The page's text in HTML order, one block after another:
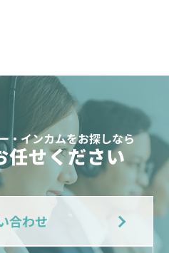
・インカムをお探しなら
任せください
合わせ